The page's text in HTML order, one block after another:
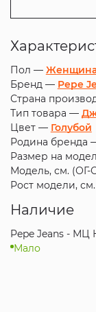
Пол —
Бренд — Pepe
Страна
Тип товара —
Цвет — Голубой
Родина бренда
Размер на
Модель, см.
Рост модели,
Наличие
Pepe Jeans - МЦ
Мало